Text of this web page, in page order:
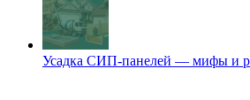
Усадка СИП-панелей — мифы и